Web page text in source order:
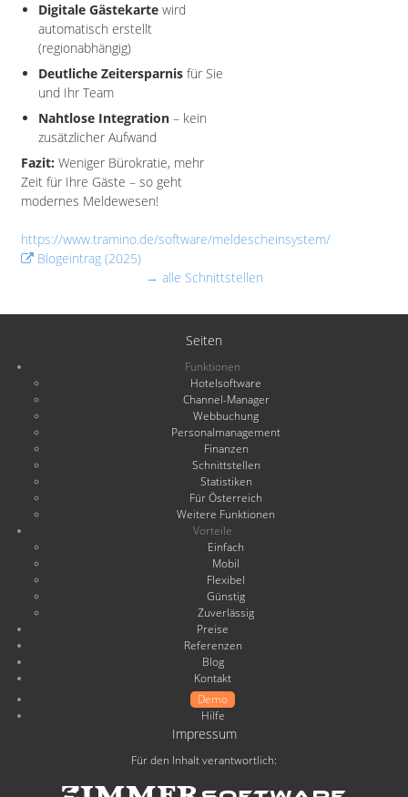
Digitale Gästekarte wird
automatisch erstellt
(regionabhängig)
Deutliche Zeitersparnis für Sie
und Ihr Team
Nahtlose Integration – kein
zusätzlicher Aufwand
Fazit: Weniger Bürokratie, mehr
Zeit für Ihre Gäste – so geht
modernes Meldewesen!
https://www.tramino.de/software/meldescheinsystem/
Blogeintrag (2025)
→ alle Schnittstellen
Seiten
Funktionen
Hotelsoftware
Channel-Manager
Webbuchung
Personalmanagement
Finanzen
Schnittstellen
Statistiken
Für Österreich
Weitere Funktionen
Vorteile
Einfach
Mobil
Flexibel
Günstig
Zuverlässig
Preise
Referenzen
Blog
Kontakt
Demo
Hilfe
Impressum
Für den Inhalt verantwortlich: